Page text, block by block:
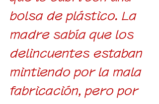
bolsa de plástico. La
madre sabía que los
delincuentes estaban
mintiendo por la mala
fabricación, pero por